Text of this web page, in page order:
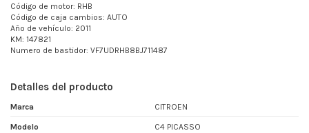
Código de motor: RHB
Código de caja cambios: AUTO
Año de vehículo: 2011
KM: 147821
Numero de bastidor: VF7UDRHB8BJ711487
Detalles del producto
Marca CITROEN
Modelo C4 PICASSO